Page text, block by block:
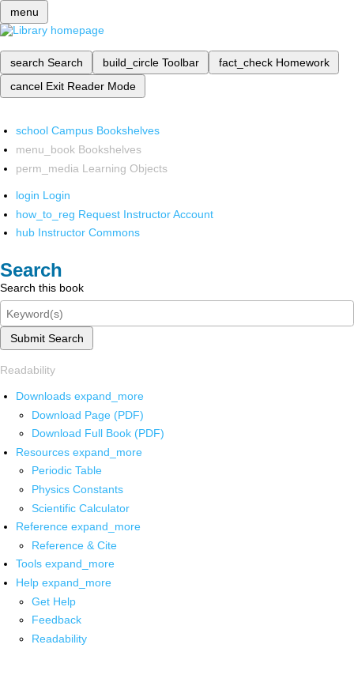
menu
search Search build_circle Toolbar fact_check Homework
cancel Exit Reader Mode
school Campus Bookshelves
menu_book Bookshelves
perm_media Learning Objects
login Login
how_to_reg Request Instructor Account
hub Instructor Commons
Search
Search this book
Submit Search
Readability
Downloads expand_more
Download Page (PDF)
Download Full Book (PDF)
Resources expand_more
Periodic Table
Physics Constants
Scientific Calculator
Reference expand_more
Reference & Cite
Tools expand_more
Help expand_more
Get Help
Feedback
Readability